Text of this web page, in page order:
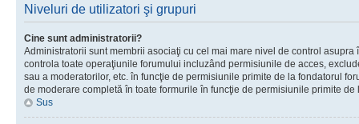
Niveluri de utilizatori şi grupuri
Cine sunt administratorii?
Administratorii sunt membrii asociaţi cu cel mai mare nivel de control asupra
controla toate operaţiunile forumului incluzând permisiunile de acces,
sau a moderatorilor, etc. în funcţie de permisiunile primite de la fondatorul
de moderare completă în toate formurile în funcţie de permisiunile primite de
Sus